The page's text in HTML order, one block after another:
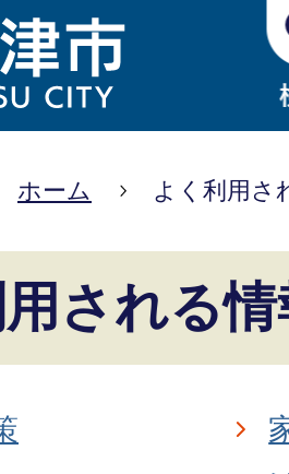
ホーム よく利用さ
される